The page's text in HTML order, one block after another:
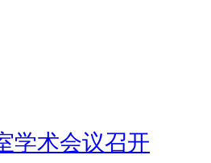
学术会议召开